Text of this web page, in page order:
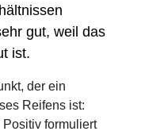
gut, weil das
ist.
der ein
Reifens ist:
formuliert